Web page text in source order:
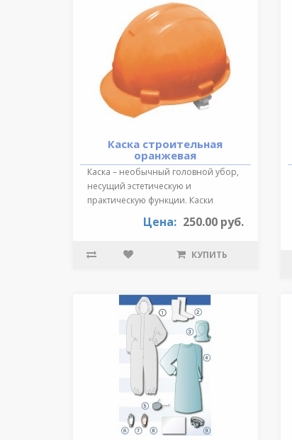
Каска строительная
оранжевая
Каска – необычный головной убор,
несущий эстетическую и
практическую функции. Каски
Цена: 250.00 руб.
КУПИТЬ